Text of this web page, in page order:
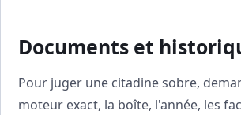
Documents et
Pour juger une citadine sobre,
moteur exact, la boîte, l'année, les